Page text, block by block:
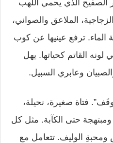
الصفيح الذي يحمي اللهب
الملاعق والصواني،
الماء. ترفع عينيها عن كوب
القاتم كحياتها. يهل
وعابري السبيل.
فتاة صغيرة، نحيلة،
حتى الكآبة. مثل كل
ومحبةِ الوليف. تتعامل مع